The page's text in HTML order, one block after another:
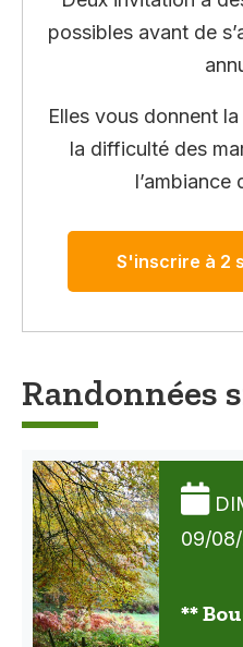
possibles avant de
Elles vous donnent
la difficulté des
l’ambiance
S'inscrire à 2
Randonnées
09/
**